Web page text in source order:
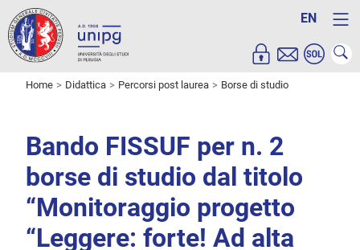
EN
Home Didattica Percorsi post laurea Borse di studio
Bando FISSUF per n. 2
borse di studio dal titolo
“Monitoraggio progetto
“Leggere: forte! Ad alta